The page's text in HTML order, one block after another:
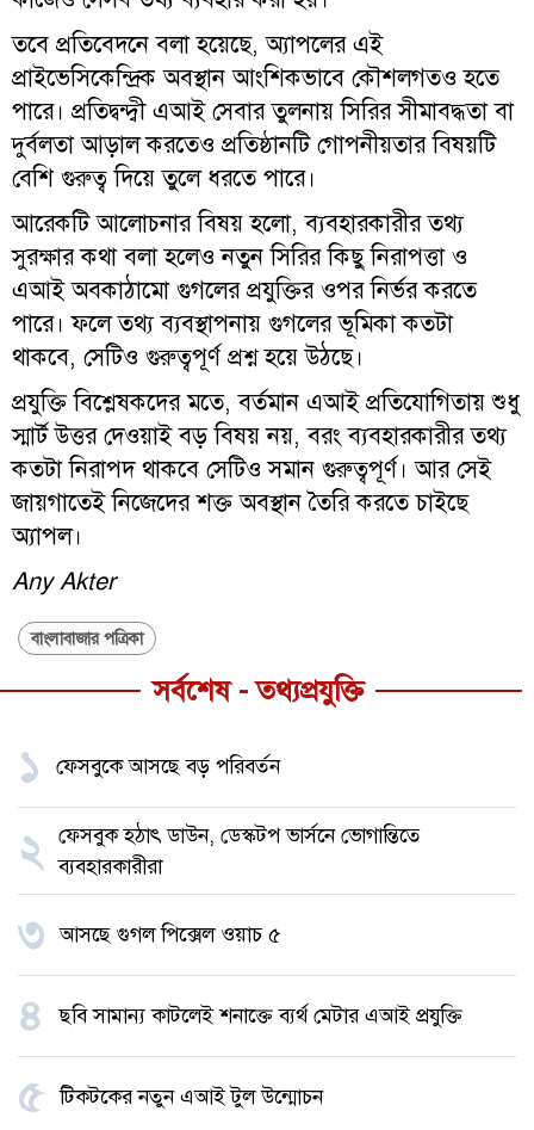
তবে প্রতিবেদনে বলা হয়েছে, অ্যাপলের এই
প্রাইভেসিকেন্দ্রিক অবস্থান আংশিকভাবে কৌশলগতও হতে
পারে। প্রতিদ্বন্দ্বী এআই সেবার তুলনায় সিরির সীমাবদ্ধতা বা
দুর্বলতা আড়াল করতেও প্রতিষ্ঠানটি গোপনীয়তার বিষয়টি
বেশি গুরুত্ব দিয়ে তুলে ধরতে পারে।
আরেকটি আলোচনার বিষয় হলো, ব্যবহারকারীর তথ্য
সুরক্ষার কথা বলা হলেও নতুন সিরির কিছু নিরাপত্তা ও
এআই অবকাঠামো গুগলের প্রযুক্তির ওপর নির্ভর করতে
পারে। ফলে তথ্য ব্যবস্থাপনায় গুগলের ভূমিকা কতটা
থাকবে, সেটিও গুরুত্বপূর্ণ প্রশ্ন হয়ে উঠছে।
প্রযুক্তি বিশ্লেষকদের মতে, বর্তমান এআই প্রতিযোগিতায় শুধু
স্মার্ট উত্তর দেওয়াই বড় বিষয় নয়, বরং ব্যবহারকারীর তথ্য
কতটা নিরাপদ থাকবে সেটিও সমান গুরুত্বপূর্ণ। আর সেই
জায়গাতেই নিজেদের শক্ত অবস্থান তৈরি করতে চাইছে
অ্যাপল।
Any Akter
বাংলাবাজার পত্রিকা
সর্বশেষ - তথ্যপ্রযুক্তি
১ ফেসবুকে আসছে বড় পরিবর্তন
২ ফেসবুক হঠাৎ ডাউন, ডেস্কটপ ভার্সনে ভোগান্তিতে
ব্যবহারকারীরা
৩ আসছে গুগল পিক্সেল ওয়াচ ৫
৪ ছবি সামান্য কাটলেই শনাক্তে ব্যর্থ মেটার এআই প্রযুক্তি
৫ টিকটকের নতুন এআই টুল উন্মোচন